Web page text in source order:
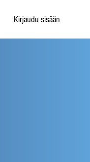
Kirjaudu sisään